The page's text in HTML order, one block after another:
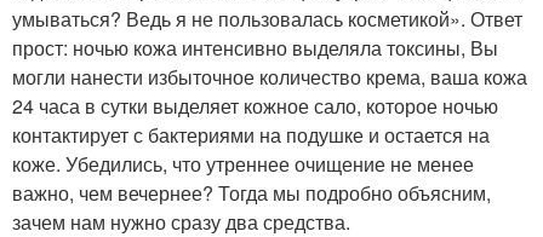
умываться? Ведь я не пользовалась косметикой». Ответ
прост: ночью кожа интенсивно выделяла токсины, Вы
могли нанести избыточное количество крема, ваша кожа
24 часа в сутки выделяет кожное сало, которое ночью
контактирует с бактериями на подушке и остается на
коже. Убедились, что утреннее очищение не менее
важно, чем вечернее? Тогда мы подробно объясним,
зачем нам нужно сразу два средства.